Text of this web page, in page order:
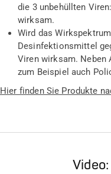
die 3 unbehüllten
wirksam.
Wird das
Desinfektionsmittel
Viren wirksam. Neben
zum Beispiel auch
Hier finden Sie Produkte